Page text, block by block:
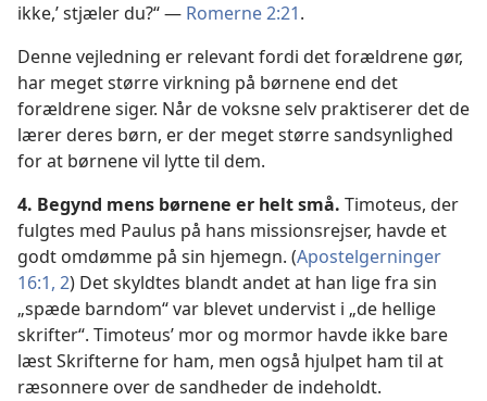
ikke,’ stjæler du?“ — Romerne 2:21.
Denne vejledning er relevant fordi det forældrene gør,
har meget større virkning på børnene end det
forældrene siger. Når de voksne selv praktiserer det de
lærer deres børn, er der meget større sandsynlighed
for at børnene vil lytte til dem.
4. Begynd mens børnene er helt små. Timoteus, der
fulgtes med Paulus på hans missionsrejser, havde et
godt omdømme på sin hjemegn. (Apostelgerninger
16:1, 2) Det skyldtes blandt andet at han lige fra sin
„spæde barndom“ var blevet undervist i „de hellige
skrifter“. Timoteus’ mor og mormor havde ikke bare
læst Skrifterne for ham, men også hjulpet ham til at
ræsonnere over de sandheder de indeholdt.